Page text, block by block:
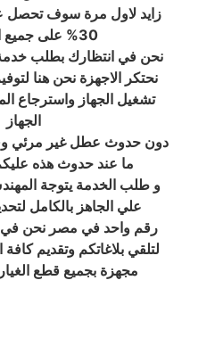
زايد لاول مرة سوف
30% على جميع المنتجات
نحن في انتظارك بطلب خدمة
نحتكر الاجهزة نحن هنا
تشغيل الجهاز واسترجاع
الجهاز
دون حدوث عطل غير مرئي
ما عند حدوث هذه
و طلب الخدمة يتوجة
علي الجاهز بالكامل
لتلقي بلاغاتكم وتقديم
مجهزة بجميع قطع